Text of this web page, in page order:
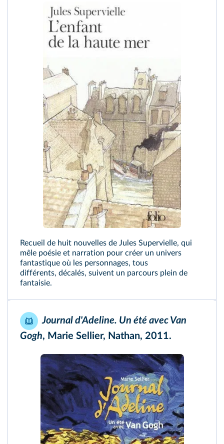
Recueil de huit nouvelles de Jules Supervielle, qui
mêle poésie et narration pour créer un univers
fantastique où les personnages, tous
différents, décalés, suivent un parcours plein de
fantaisie.
Journal d'Adeline. Un été avec Van
Gogh, Marie Sellier, Nathan, 2011.